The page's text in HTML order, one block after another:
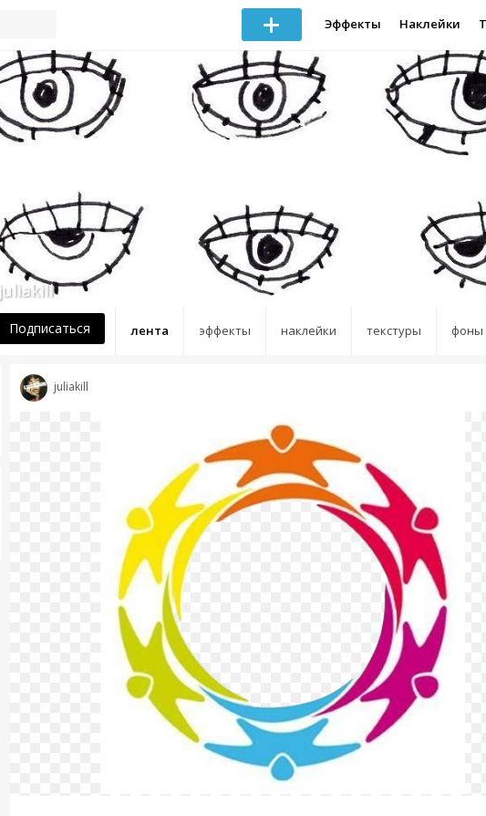
Эффекты Наклейки
лента эффекты наклейки текстуры фоны
juliakill
Подписаться
juliakill